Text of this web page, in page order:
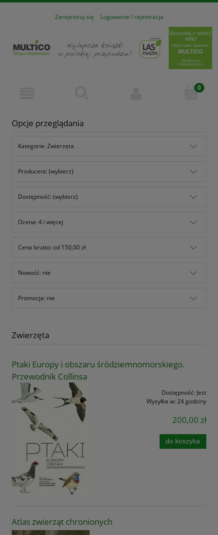
Zarejestruj się Logowanie / rejestracja
Opcje przeglądania
Kategorie: Zwierzęta
Producent: (wybierz)
Dostępność: (wybierz)
Ocena: 4 i więcej
Cena brutto: od 150,00 zł
Nowość: nie
Promocja: nie
Zwierzęta
Ptaki Europy i obszaru śródziemnomorskiego.
Przewodnik Collinsa
Dostępność: Jest
Wysyłka w: 24 godziny
200,00 zł
do koszyka
Atlas zwierząt chronionych